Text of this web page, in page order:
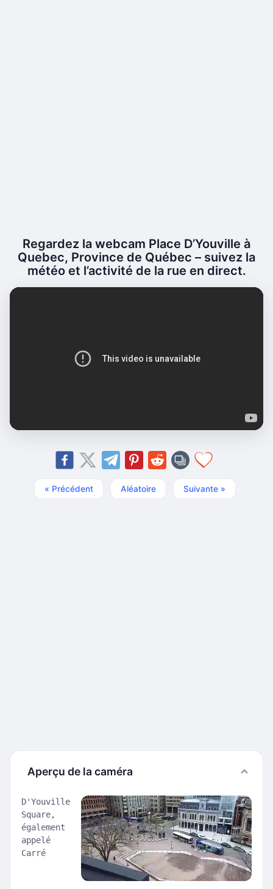
Regardez la webcam Place D’Youville à
Quebec, Province de Québec – suivez la
météo et l’activité de la rue en direct.
« Précédent Aléatoire Suivante »
Aperçu de la caméra
D'Youville
Square,
également
appelé
Carré